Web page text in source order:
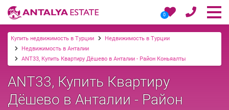
0
Купить недвижимость в Турции
Недвижимость в Турции
Недвижимость в Анталии
ANT33, Купить Квартиру Дёшево в Анталии - Район Коньяалты
ANT33, Купить Квартиру
Дёшево в Анталии - Район